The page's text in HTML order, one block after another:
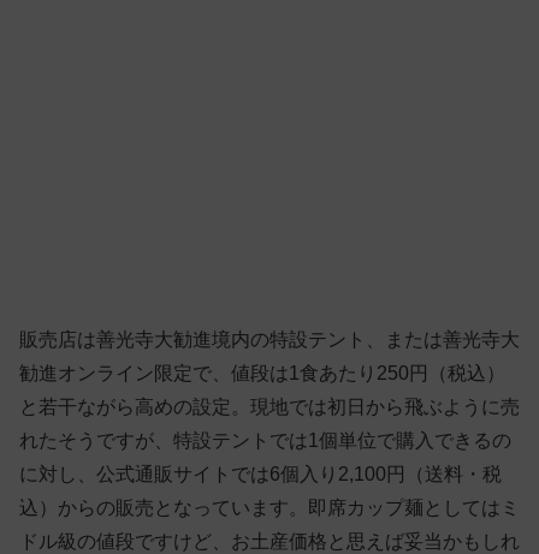
販売店は善光寺大勧進境内の特設テント、または善光寺大
勧進オンライン限定で、値段は1食あたり250円（税込）
と若干ながら高めの設定。現地では初日から飛ぶように売
れたそうですが、特設テントでは1個単位で購入できるの
に対し、公式通販サイトでは6個入り2,100円（送料・税
込）からの販売となっています。即席カップ麺としてはミ
ドル級の値段ですけど、お土産価格と思えば妥当かもしれ